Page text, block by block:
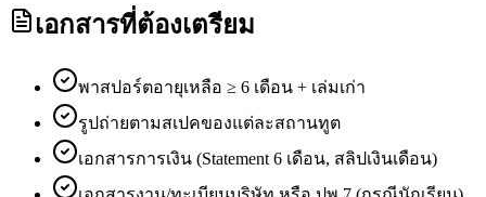
เอกสารที่ต้องเตรียม
พาสปอร์ตอายุเหลือ ≥ 6 เดือน + เล่มเก่า
รูปถ่ายตามสเปคของแต่ละสถานทูต
เอกสารการเงิน (Statement 6 เดือน, สลิปเงินเดือน)